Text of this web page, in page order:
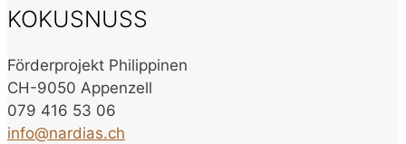
KOKUSNUSS
Förderprojekt Philippinen
CH-9050 Appenzell
079 416 53 06
info@nardias.ch